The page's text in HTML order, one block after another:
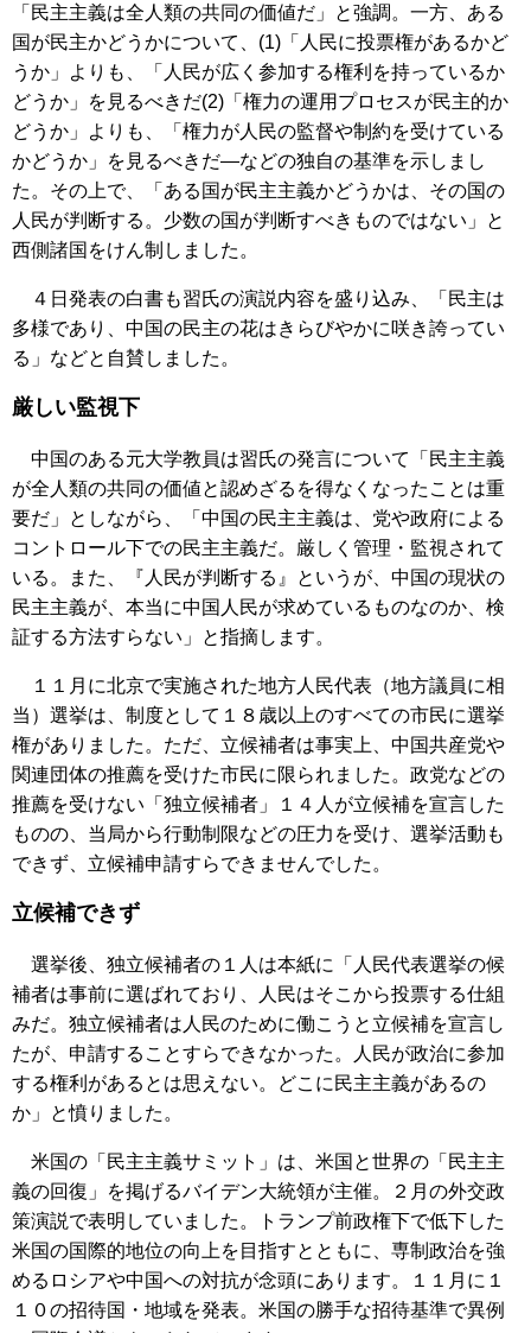
「民主主義は全人類の共同の価値だ」と強調。一方、ある
国が民主かどうかについて、(1)「人民に投票権があるかど
うか」よりも、「人民が広く参加する権利を持っているか
どうか」を見るべきだ(2)「権力の運用プロセスが民主的か
どうか」よりも、「権力が人民の監督や制約を受けている
かどうか」を見るべきだ―などの独自の基準を示しまし
た。その上で、「ある国が民主主義かどうかは、その国の
人民が判断する。少数の国が判断すべきものではない」と
西側諸国をけん制しました。
４日発表の白書も習氏の演説内容を盛り込み、「民主は
多様であり、中国の民主の花はきらびやかに咲き誇ってい
る」などと自賛しました。
厳しい監視下
中国のある元大学教員は習氏の発言について「民主主義
が全人類の共同の価値と認めざるを得なくなったことは重
要だ」としながら、「中国の民主主義は、党や政府による
コントロール下での民主主義だ。厳しく管理・監視されて
いる。また、『人民が判断する』というが、中国の現状の
民主主義が、本当に中国人民が求めているものなのか、検
証する方法すらない」と指摘します。
１１月に北京で実施された地方人民代表（地方議員に相
当）選挙は、制度として１８歳以上のすべての市民に選挙
権がありました。ただ、立候補者は事実上、中国共産党や
関連団体の推薦を受けた市民に限られました。政党などの
推薦を受けない「独立候補者」１４人が立候補を宣言した
ものの、当局から行動制限などの圧力を受け、選挙活動も
できず、立候補申請すらできませんでした。
立候補できず
選挙後、独立候補者の１人は本紙に「人民代表選挙の候
補者は事前に選ばれており、人民はそこから投票する仕組
みだ。独立候補者は人民のために働こうと立候補を宣言し
たが、申請することすらできなかった。人民が政治に参加
する権利があるとは思えない。どこに民主主義があるの
か」と憤りました。
米国の「民主主義サミット」は、米国と世界の「民主主
義の回復」を掲げるバイデン大統領が主催。２月の外交政
策演説で表明していました。トランプ前政権下で低下した
米国の国際的地位の向上を目指すとともに、専制政治を強
めるロシアや中国への対抗が念頭にあります。１１月に１
１０の招待国・地域を発表。米国の勝手な招待基準で異例